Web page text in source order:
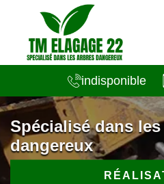
indisponible
Spécialisé dans
dangereux